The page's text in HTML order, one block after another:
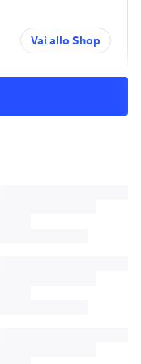
Vai allo Shop